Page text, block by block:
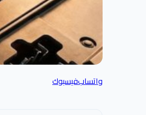
واتسابفيسبوك